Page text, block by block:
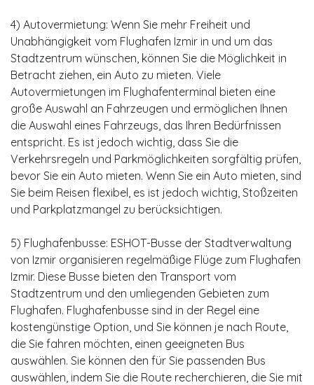
4) Autovermietung: Wenn Sie mehr Freiheit und
Unabhängigkeit vom Flughafen Izmir in und um das
Stadtzentrum wünschen, können Sie die Möglichkeit in
Betracht ziehen, ein Auto zu mieten. Viele
Autovermietungen im Flughafenterminal bieten eine
große Auswahl an Fahrzeugen und ermöglichen Ihnen
die Auswahl eines Fahrzeugs, das Ihren Bedürfnissen
entspricht. Es ist jedoch wichtig, dass Sie die
Verkehrsregeln und Parkmöglichkeiten sorgfältig prüfen,
bevor Sie ein Auto mieten. Wenn Sie ein Auto mieten, sind
Sie beim Reisen flexibel, es ist jedoch wichtig, Stoßzeiten
und Parkplatzmangel zu berücksichtigen.
5) Flughafenbusse: ESHOT-Busse der Stadtverwaltung
von Izmir organisieren regelmäßige Flüge zum Flughafen
Izmir. Diese Busse bieten den Transport vom
Stadtzentrum und den umliegenden Gebieten zum
Flughafen. Flughafenbusse sind in der Regel eine
kostengünstige Option, und Sie können je nach Route,
die Sie fahren möchten, einen geeigneten Bus
auswählen. Sie können den für Sie passenden Bus
auswählen, indem Sie die Route recherchieren, die Sie mit